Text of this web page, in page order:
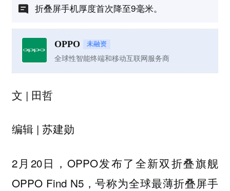
折叠屏手机厚度首次降至9毫米。
OPPO 未融资
全球性智能终端和移动互联网服务商
文 | 田哲
编辑 | 苏建勋
2月20日，OPPO发布了全新双折叠旗舰
OPPO Find N5，号称为全球最薄折叠屏手